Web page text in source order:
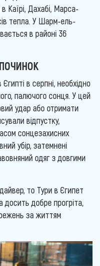
Каїрі, Дахабі, Марса-
тепла. У Шарм-ель-
в районі 36
в серпні, необхідно
палючого сонця. У цей
удар або отримати
відпустку,
сонцезахисних
убір, затемнені
одяг з довгими
то Тури в Єгипет
добре прогріта,
за життям